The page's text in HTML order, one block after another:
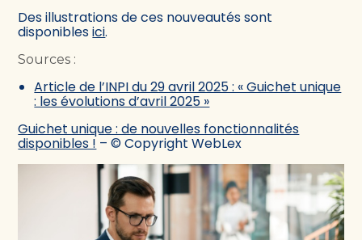
Des illustrations de ces nouveautés sont
disponiblesici.
Sources :
Article de l’INPI du 29 avril 2025 : « Guichet unique
: les évolutions d’avril 2025 »
Guichet unique : de nouvelles fonctionnalités
disponibles ! – © Copyright WebLex